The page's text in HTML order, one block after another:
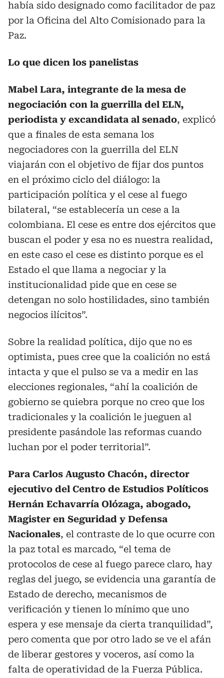
había sido designado como facilitador de paz
por la Oficina del Alto Comisionado para la
Paz.
Lo que dicen los panelistas
Mabel Lara, integrante de la mesa de
negociación con la guerrilla del ELN,
periodista y excandidata al senado, explicó
que a finales de esta semana los
negociadores con la guerrilla del ELN
viajarán con el objetivo de fijar dos puntos
en el próximo ciclo del diálogo: la
participación política y el cese al fuego
bilateral, “se establecería un cese a la
colombiana. El cese es entre dos ejércitos que
buscan el poder y esa no es nuestra realidad,
en este caso el cese es distinto porque es el
Estado el que llama a negociar y la
institucionalidad pide que en cese se
detengan no solo hostilidades, sino también
negocios ilícitos”.
Sobre la realidad política, dijo que no es
optimista, pues cree que la coalición no está
intacta y que el pulso se va a medir en las
elecciones regionales, “ahí la coalición de
gobierno se quiebra porque no creo que los
tradicionales y la coalición le jueguen al
presidente pasándole las reformas cuando
luchan por el poder territorial”.
Para Carlos Augusto Chacón, director
ejecutivo del Centro de Estudios Políticos
Hernán Echavarría Olózaga, abogado,
Magister en Seguridad y Defensa
Nacionales, el contraste de lo que ocurre con
la paz total es marcado, “el tema de
protocolos de cese al fuego parece claro, hay
reglas del juego, se evidencia una garantía de
Estado de derecho, mecanismos de
verificación y tienen lo mínimo que uno
espera y ese mensaje da cierta tranquilidad”,
pero comenta que por otro lado se ve el afán
de liberar gestores y voceros, así como la
falta de operatividad de la Fuerza Pública.